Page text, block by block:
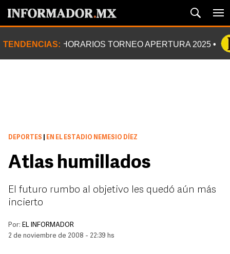
TENDENCIAS: HORARIOS TORNEO APERTURA 2025
DEPORTES EN EL ESTADIO NEMESIO DÍEZ
Atlas humillados
El futuro rumbo al objetivo les quedó aún más
incierto
Por: EL INFORMADOR
2 de noviembre de 2008 - 22:39 hs